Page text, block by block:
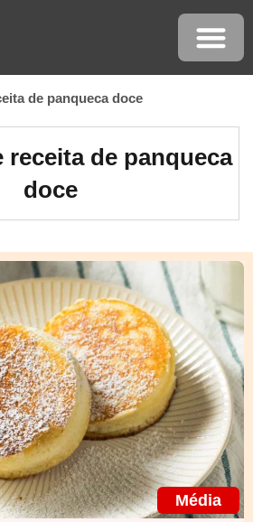
de panqueca doce
de panqueca
doce
Média